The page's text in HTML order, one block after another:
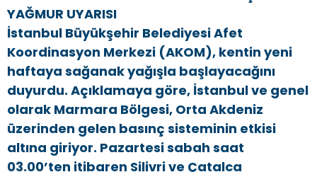
YAĞMUR UYARISI
İstanbul Büyükşehir Belediyesi Afet
Koordinasyon Merkezi (AKOM), kentin yeni
haftaya sağanak yağışla başlayacağını
duyurdu. Açıklamaya göre, İstanbul ve genel
olarak Marmara Bölgesi, Orta Akdeniz
üzerinden gelen basınç sisteminin etkisi
altına giriyor. Pazartesi sabah saat
03.00’ten itibaren Silivri ve Çatalca